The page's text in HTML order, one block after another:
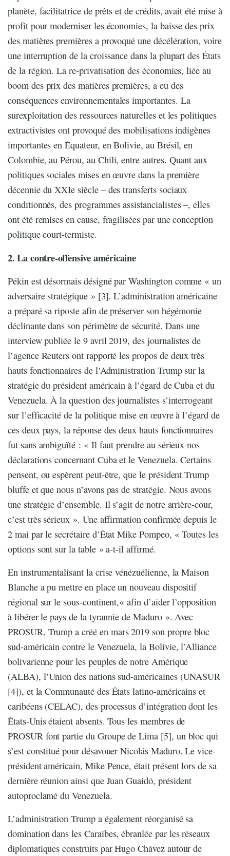
planète, facilitatrice de prêts et de crédits, avait été mise à
profit pour moderniser les économies, la baisse des prix
des matières premières a provoqué une décélération, voire
une interruption de la croissance dans la plupart des États
de la région. La re-privatisation des économies, liée au
boom des prix des matières premières, a eu des
conséquences environnementales importantes. La
surexploitation des ressources naturelles et les politiques
extractivistes ont provoqué des mobilisations indigènes
importantes en Équateur, en Bolivie, au Brésil, en
Colombie, au Pérou, au Chili, entre autres. Quant aux
politiques sociales mises en œuvre dans la première
décennie du XXIe siècle – des transferts sociaux
conditionnés, des programmes assistancialistes –, elles
ont été remises en cause, fragilisées par une conception
politique court-termiste.
2. La contre-offensive américaine
Pékin est désormais désigné par Washington comme « un
adversaire stratégique » [3]. L’administration américaine
a préparé sa riposte afin de préserver son hégémonie
déclinante dans son périmètre de sécurité. Dans une
interview publiée le 9 avril 2019, des journalistes de
l’agence Reuters ont rapporté les propos de deux très
hauts fonctionnaires de l’Administration Trump sur la
stratégie du président américain à l’égard de Cuba et du
Venezuela. À la question des journalistes s’interrogeant
sur l’efficacité de la politique mise en œuvre à l’égard de
ces deux pays, la réponse des deux hauts fonctionnaires
fut sans ambiguïté : « Il faut prendre au sérieux nos
déclarations concernant Cuba et le Venezuela. Certains
pensent, ou espèrent peut-être, que le président Trump
bluffe et que nous n’avons pas de stratégie. Nous avons
une stratégie d’ensemble. Il s’agit de notre arrière-cour,
c’est très sérieux ». Une affirmation confirmée depuis le
2 mai par le secrétaire d’État Mike Pompeo, « Toutes les
options sont sur la table » a-t-il affirmé.
En instrumentalisant la crise vénézuélienne, la Maison
Blanche a pu mettre en place un nouveau dispositif
régional sur le sous-continent,« afin d’aider l’opposition
à libérer le pays de la tyrannie de Maduro ». Avec
PROSUR, Trump a créé en mars 2019 son propre bloc
sud-américain contre le Venezuela, la Bolivie, l’Alliance
bolivarienne pour les peuples de notre Amérique
(ALBA), l’Union des nations sud-américaines (UNASUR
[4]), et la Communauté des États latino-américains et
caribéens (CELAC), des processus d’intégration dont les
États-Unis étaient absents. Tous les membres de
PROSUR font partie du Groupe de Lima [5], un bloc qui
s’est constitué pour désavouer Nicolás Maduro. Le vice-
président américain, Mike Pence, était présent lors de sa
dernière réunion ainsi que Juan Guaidó, président
autoproclamé du Venezuela.
L’administration Trump a également réorganisé sa
domination dans les Caraïbes, ébranlée par les réseaux
diplomatiques construits par Hugo Chávez autour de